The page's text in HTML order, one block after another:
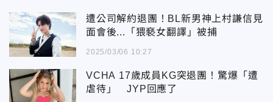
遭公司解約退團！BL新男神上村謙信見
面會後...「猥褻女翻譯」被捕
2025/03/06 10:27
VCHA 17歲成員KG突退團！驚爆「遭
虐待」 JYP回應了